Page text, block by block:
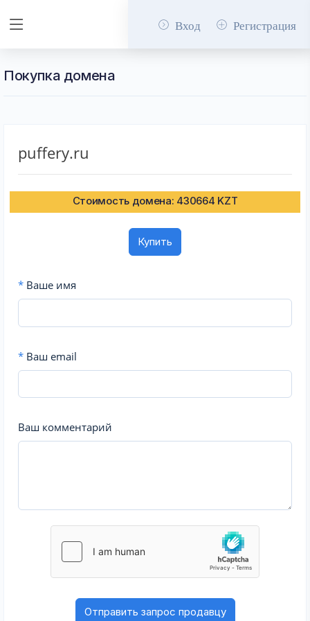
Вход Регистрация
Покупка домена
puffery.ru
Стоимость домена: 430664 KZT
Купить
* Ваше имя
* Ваш email
Ваш комментарий